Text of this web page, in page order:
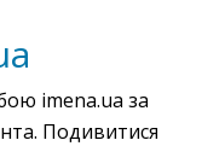
imena.ua за
Подивитися